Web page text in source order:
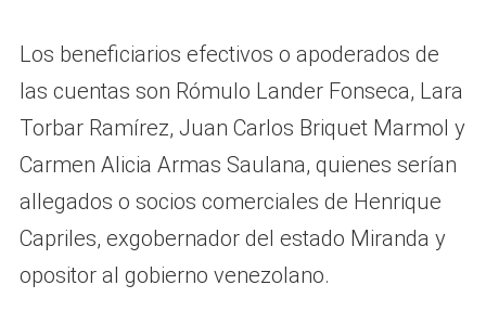
Los beneficiarios efectivos o apoderados de
las cuentas son Rómulo Lander Fonseca, Lara
Torbar Ramírez, Juan Carlos Briquet Marmol y
Carmen Alicia Armas Saulana, quienes serían
allegados o socios comerciales de Henrique
Capriles, exgobernador del estado Miranda y
opositor al gobierno venezolano.